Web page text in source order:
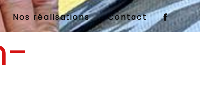
Nos réalisations Contact